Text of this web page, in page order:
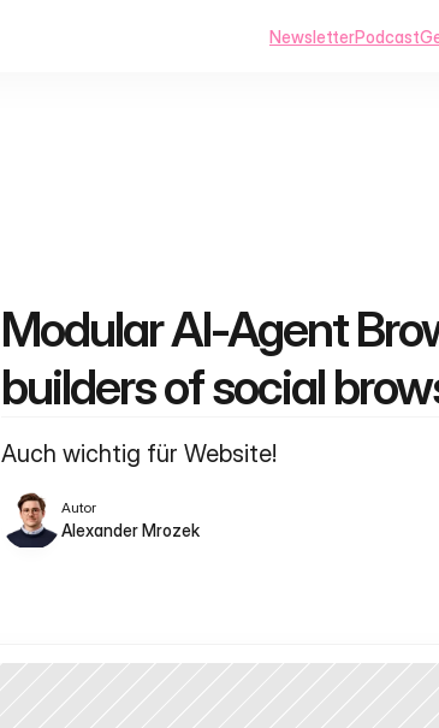
NewsletterPodcast
Modular AI‑Agent
builders of social
Auch wichtig für Website!
Autor
Alexander Mrozek